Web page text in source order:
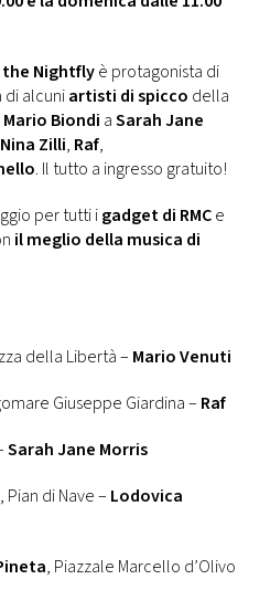
the Nightflyè protagonista di
di alcuniartisti di spicco della
Mario Biondi aSarah Jane
Nina Zilli, Raf,
. Il tutto a ingresso gratuito!
per tutti igadget di RMCe
il meglio della musica di
della Libertà – Mario Venuti
Giuseppe Giardina – Raf
Sarah Jane Morris
, Pian di Nave – Lodovica
, Piazzale Marcello d’Olivo